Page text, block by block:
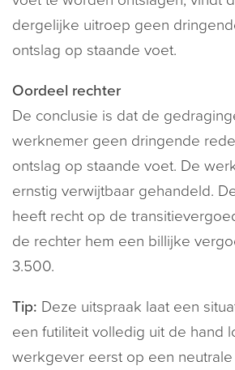
dergelijke uitroep geen
ontslag op staande voet.
Oordeel rechter
De conclusie is dat de
werknemer geen dringende
ontslag op staande voet. De
ernstig verwijtbaar gehandeld.
heeft recht op de
de rechter hem een billijke
3.500.
Tip: Deze uitspraak laat een
een futiliteit volledig uit de hand
werkgever eerst op een